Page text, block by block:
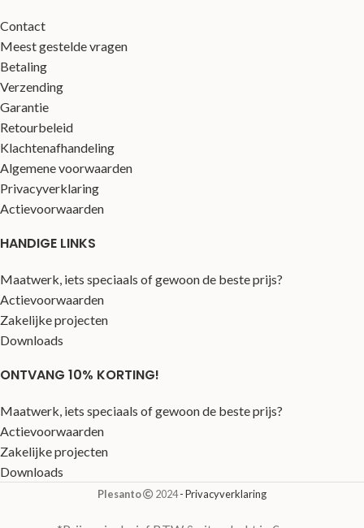
Contact
Meest gestelde vragen
Betaling
Verzending
Garantie
Retourbeleid
Klachtenafhandeling
Algemene voorwaarden
Privacyverklaring
Actievoorwaarden
HANDIGE LINKS
Maatwerk, iets speciaals of gewoon de beste prijs?
Actievoorwaarden
Zakelijke projecten
Downloads
ONTVANG 10% KORTING!
Maatwerk, iets speciaals of gewoon de beste prijs?
Actievoorwaarden
Zakelijke projecten
Downloads
Plesanto 2024- Privacyverklaring